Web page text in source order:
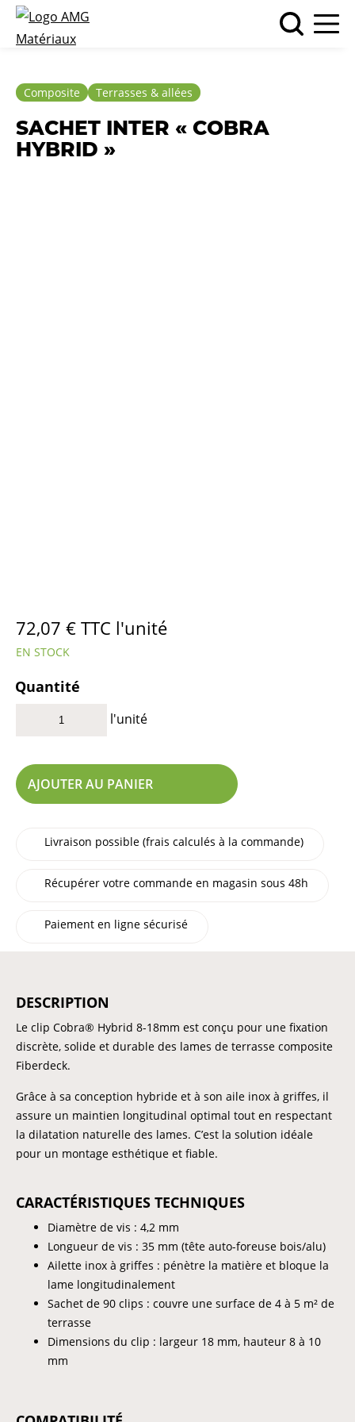
Composite Terrasses & allées
SACHET INTER « COBRA
HYBRID »
72,07 € TTC l'unité
EN STOCK
Quantité
l'unité
AJOUTER AU PANIER
Livraison possible (frais calculés à la commande)
Récupérer votre commande en magasin sous 48h
Paiement en ligne sécurisé
DESCRIPTION
Le clip Cobra® Hybrid 8-18mm est conçu pour une fixation
discrète, solide et durable des lames de terrasse composite
Fiberdeck.
Grâce à sa conception hybride et à son aile inox à griffes, il
assure un maintien longitudinal optimal tout en respectant
la dilatation naturelle des lames. C’est la solution idéale
pour un montage esthétique et fiable.
CARACTÉRISTIQUES TECHNIQUES
Diamètre de vis : 4,2 mm
Longueur de vis : 35 mm (tête auto-foreuse bois/alu)
Ailette inox à griffes : pénètre la matière et bloque la
lame longitudinalement
Sachet de 90 clips : couvre une surface de 4 à 5 m² de
terrasse
Dimensions du clip : largeur 18 mm, hauteur 8 à 10
mm